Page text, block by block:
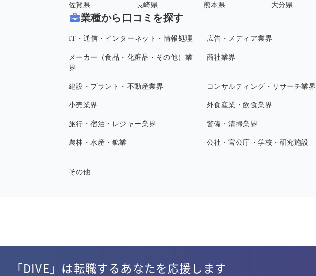
佐賀県 長崎県 熊本県 大分県
業種から口コミを探す
IT・通信・インターネット・情報処理 広告・メディア業界
メーカー（食品・化粧品・その他）業
界
商社業界
建設・プラント・不動産業界 コンサルティング・リサーチ業界
小売業界 外食産業・飲食業界
旅行・宿泊・レジャー業界 警備・清掃業界
農林・水産・鉱業 公社・官公庁・学校・研究施設
その他
「DIVE」は転職するあなたを応援します